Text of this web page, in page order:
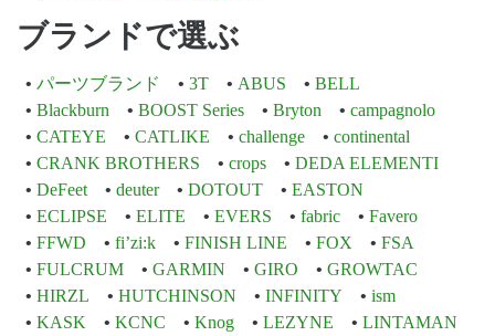
ブランドで選ぶ
パーツブランド 3T ABUS
BELL
Blackburn
BOOST Series Bryton
campagnolo
CATEYE
CATLIKE challenge
continental
CRANK BROTHERS
crops
DEDA ELEMENTI
DeFeet
deuter DOTOUT
EASTON
ECLIPSE
ELITE EVERS fabric
Favero
FFWD
fi’zi:k FINISH LINE FOX
FSA
FULCRUM
GARMIN GIRO
GROWTAC
HIRZL
HUTCHINSON INFINITY
ism
KASK
KCNC Knog LEZYNE
LINTAMAN